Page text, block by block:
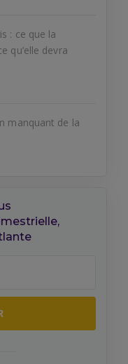
: ce que la
qu’elle devra
manquant de la